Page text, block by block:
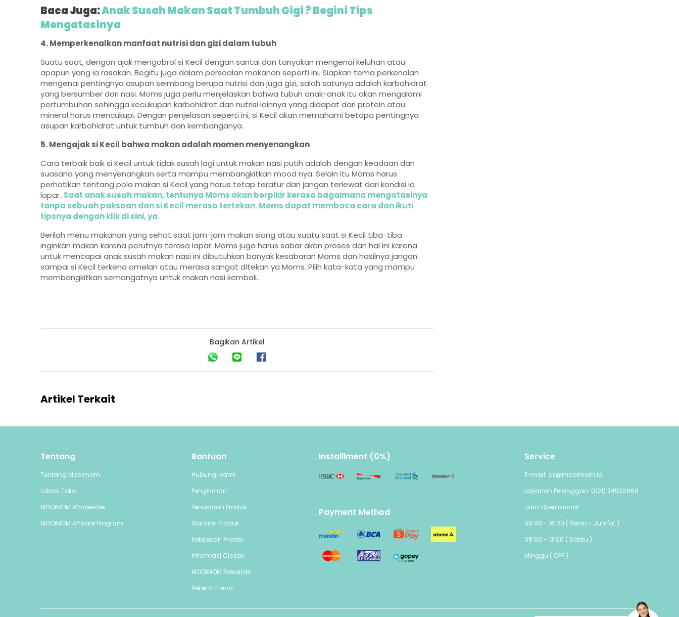
Baca Juga:Anak Susah Makan Saat Tumbuh Gigi ? Begini Tips
Mengatasinya
4. Memperkenalkan manfaat nutrisi dan gizi dalam tubuh
Suatu saat, dengan ajak mengobrol si Kecil dengan santai dan tanyakan mengenai keluhan atau
apapun yang ia rasakan. Begitu juga dalam persoalan makanan seperti ini. Siapkan tema perkenalan
mengenai pentingnya asupan seimbang berupa nutrisi dan juga gizi, salah satunya adalah karbohidrat
yang bersumber dari nasi. Moms juga perlu menjelaskan bahwa tubuh anak-anak itu akan mengalami
pertumbuhan sehingga kecukupan karbohidrat dan nutrisi lainnya yang didapat dari protein atau
mineral harus mencukupi. Dengan penjelasan seperti ini, si Kecil akan memahami betapa pentingnya
asupan karbohidrat untuk tumbuh dan kembanganya.
5. Mengajak si Kecil bahwa makan adalah momen menyenangkan
Cara terbaik baik si Kecil untuk tidak susah lagi untuk makan nasi putih adalah dengan keadaan dan
suasana yang menyenangkan serta mampu membangkitkan mood nya. Selain itu Moms harus
perhatikan tentang pola makan si Kecil yang harus tetap teratur dan jangan terlewat dari kondisi ia
lapar. Saat anak susah makan, tentunya Moms akan berpikir kerasa bagaimana mengatasinya
tanpa sebuah paksaan dan si Kecil merasa tertekan. Moms dapat membaca cara dan ikuti
tipsnya dengan klik di sini, ya.
Berilah menu makanan yang sehat saat jam-jam makan siang atau suatu saat si Kecil tiba-tiba
inginkan makan karena perutnya terasa lapar. Moms juga harus sabar akan proses dan hal ini karena
untuk mencapai anak susah makan nasi ini dibutuhkan banyak kesabaran Moms dan hasilnya jangan
sampai si Kecil terkena omelan atau merasa sangat ditekan ya Moms. Pilih kata-kata yang mampu
membangkitkan semangatnya untuk makan nasi kembali.
Bagikan Artikel
Artikel Terkait
Tentang
Tentang Mooimom
Lokasi Toko
MOOIMOM Wholesale
MOOIMOM Affiliate Program
Bantuan
Hubungi Kami
Pengiriman
Penukaran Produk
Garansi Produk
Kebijakan Privasi
Informasi Cicilan
MOOIMOM Rewards
Refer a Friend
Installlment (0%)
Payment Method
Service
E-mail: cs@mooimom.id
Layanan Pelanggan: (021) 24520868
Jam Operasional:
08:00 - 16:00 ( Senin - Jum'at )
08:00 - 13:00 ( Sabtu )
Minggu ( OFF )